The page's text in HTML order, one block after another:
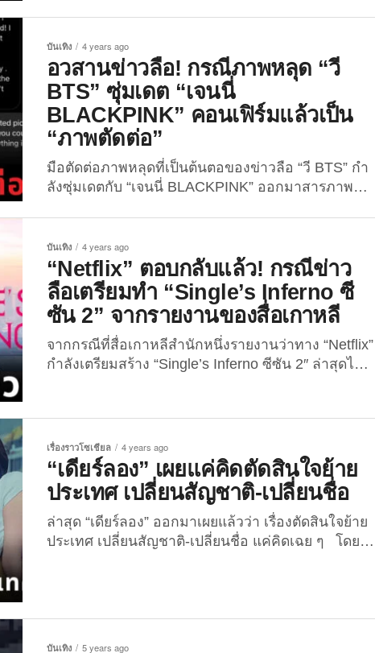
โพสต์ข้อความเฟซบุ๊กส่วนตัว ข้อความว่า “กลอยใจ-รัต
ตินันท์ นิติรัตพันธ์” ไฮโซคู่กรณีที่ทำร้ายร่างกายเธอเมื่อ
ปี 2564 ถูกศาลตัดสินว่าทำผิดจริงและสั่งชดใช้ค่าเสีย
หาย แต่เบี้ยวจ่ายจนถูกยึดทรัพย์ เมื่อวันที่ 30
พฤษภาคม 2565...
บันเทิง 4 years ago
อวสานข่าวลือ! กรณีภาพหลุด “วี
BTS” ซุ่มเดต “เจนนี่
BLACKPINK” คอนเฟิร์มแล้วเป็น
“ภาพตัดต่อ”
มือตัดต่อภาพหลุดที่เป็นต้นตอของข่าวลือ “วี BTS” กำ
ลังซุ่มเดตกับ “เจนนี่ BLACKPINK” ออกมาสารภาพ
2022) ในโลกทวิตเตอร์ได้​เกิดประเด็นร้อนแรงขึ้น โดย
มีต้นเหตุมาจากผู้ใช้งาน Instagram
dailyfashion_news ได้โพสต์ภาพบุคคลที่คล้ายหนุ่ม “วี
BTS” และสาว “เจนนี่ BLACKPINK” กำลังอยู่ด้วยกัน
บนรถยนต์ส่วนตัว และทำเหมือนกับว่าทั้งสองคนกำลัง
มีความสัมพันธ์ลึกซึ้งหรือเดตกันอยู่...
บันเทิง 4 years ago
“Netflix” ตอบกลับแล้ว! กรณีข่าว
ลือเตรียมทำ “Single’s Inferno ซี
ซัน 2” จากรายงานของสื่อเกาหลี
จากกรณีที่สื่อเกาหลีสำนักหนึ่งรายงานว่าทาง “Netflix”
กำลังเตรียมสร้าง “Single’s Inferno ซีซัน 2″ ล่าสุดได้
เชียลได้เกิดกระแสดังที่เป็นคลื่นลูกใหม่จากรายการ
เรียลลิตี้เกมหาคู่สัญชาติเกาหลี “Single’s Inferno โอ
น้อยออก ใครโสดตกนรก” ที่ได้ลงจอฉายให้ชมกันบน
Netflix นำแสดงโดย ซงจีอา, คิมฮยอนจุง, อันยีวอน,
ชเวซีฮุน, คังโซยอน,...
เรื่องราวโซเชียล 4 years ago
“เดียร์ลอง” เผยแค่คิดตัดสินใจย้าย
ประเทศ เปลี่ยนสัญชาติ-เปลี่ยนชื่อ
ล่าสุด “เดียร์ลอง” ออกมาเผยแล้วว่า เรื่องตัดสินใจย้าย
ประเทศ เปลี่ยนสัญชาติ-เปลี่ยนชื่อ แค่คิดเฉย ๆ โดย
ก็มีความตั้งใจที่จะย้ายมาอยู่ที่นี่ในอนาคต บวกกับมาที่
บันเทิง 5 years ago